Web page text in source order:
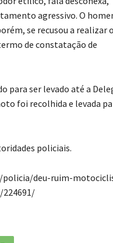
agressivo. O
se recusou a realizar o
de constatação de
para ser levado até a
foi recolhida e levada
policiais.
policia/deu-ruim-